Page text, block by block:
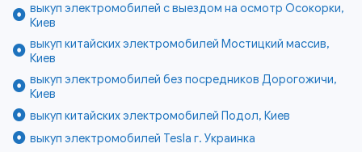
выкуп электромобилей с выездом на осмотр Осокорки,
Киев
выкуп китайских электромобилей Мостицкий массив,
Киев
выкуп электромобилей без посредников Дорогожичи,
Киев
выкуп китайских электромобилей Подол, Киев
выкуп электромобилей Tesla г. Украинка